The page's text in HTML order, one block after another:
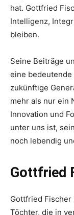
hat. Gottfried
Intelligenz,
bleiben.
Seine Beiträge
eine
zukünftige
mehr als nur ein
Innovation und
unter uns ist,
noch lebendig
Gottfried
Gottfried
Töchter, die in